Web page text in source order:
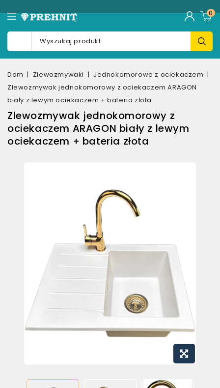
0
Dom Zlewozmywaki
Jednokomorowe z ociekaczem
Zlewozmywak jednokomorowy z ociekaczem ARAGON
biały z lewym ociekaczem + bateria złota
Zlewozmywak jednokomorowy z
ociekaczem ARAGON biały z lewym
ociekaczem + bateria złota